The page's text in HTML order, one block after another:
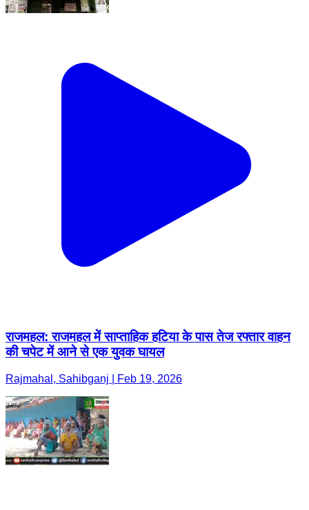
राजमहल: राजमहल में साप्ताहिक हटिया के पास तेज रफ्तार वाहन
की चपेट में आने से एक युवक घायल
Rajmahal, Sahibganj | Feb 19, 2026